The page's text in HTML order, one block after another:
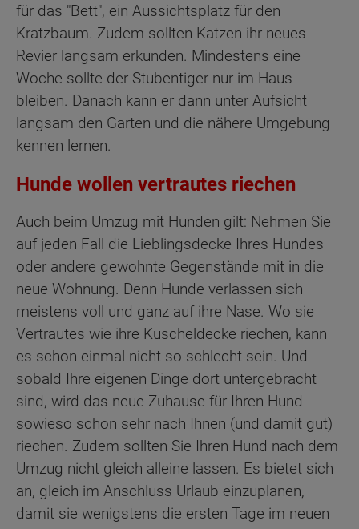
für das "Bett", ein Aussichtsplatz für den
Kratzbaum. Zudem sollten Katzen ihr neues
Revier langsam erkunden. Mindestens eine
Woche sollte der Stubentiger nur im Haus
bleiben. Danach kann er dann unter Aufsicht
langsam den Garten und die nähere Umgebung
kennen lernen.
Hunde wollen vertrautes riechen
Auch beim Umzug mit Hunden gilt: Nehmen Sie
auf jeden Fall die Lieblingsdecke Ihres Hundes
oder andere gewohnte Gegenstände mit in die
neue Wohnung. Denn Hunde verlassen sich
meistens voll und ganz auf ihre Nase. Wo sie
Vertrautes wie ihre Kuscheldecke riechen, kann
es schon einmal nicht so schlecht sein. Und
sobald Ihre eigenen Dinge dort untergebracht
sind, wird das neue Zuhause für Ihren Hund
sowieso schon sehr nach Ihnen (und damit gut)
riechen. Zudem sollten Sie Ihren Hund nach dem
Umzug nicht gleich alleine lassen. Es bietet sich
an, gleich im Anschluss Urlaub einzuplanen,
damit sie wenigstens die ersten Tage im neuen